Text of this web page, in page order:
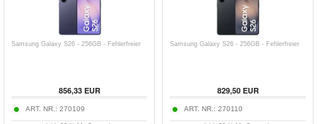
Samsung Galaxy S26 - 256GB - Fehlerfreier
856,33EUR
ART. NR.: 270109
Samsung Galaxy S26 - 256GB - Fehlerfreier
829,50EUR
ART. NR.: 270110